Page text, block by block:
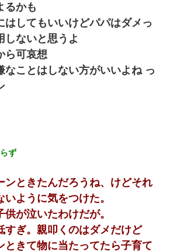
族「ブスのくせにドレスなんか着ちゃっ
わよね～（大声」新郎両親「！！！（土
したら血縁関係0%だった。旦那「やっぱ
」長男「俺は誰の子供なの？」長女・次
婚はするけど嫁入りするわけじゃない。
にしましょう」→ その後に結納金の話を
達2人を家に泊めた結果ｗｗｗｗｗｗ
るかも
はしてもいいけどパパはダメっ
しないと思うよ
ら可哀想
なことはしない方がいいよね っ
ず
ンときたんだろうね、けどそれ
ように気をつけた。
が泣いたわけだが。
すぎ。親叩くのはダメだけど
ときて物に当たってたら子育て